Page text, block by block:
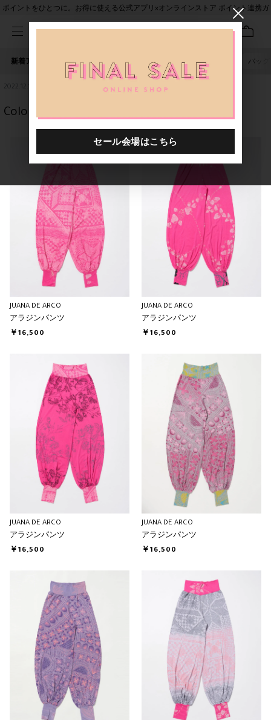
ポイントをひとつに。お得に使える公式アプリ×オンラインストア ポイント連携ガ
新着アイテム 人気ワード セール 40th限定 バッグ
2022.12.13
Colorful YOGA Coordinate ☆★
JUANA DE ARCO
アラジンパンツ
￥16,500
JUANA DE ARCO
アラジンパンツ
￥16,500
JUANA DE ARCO
アラジンパンツ
￥16,500
JUANA DE ARCO
アラジンパンツ
￥16,500